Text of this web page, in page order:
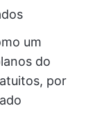
um
do
por